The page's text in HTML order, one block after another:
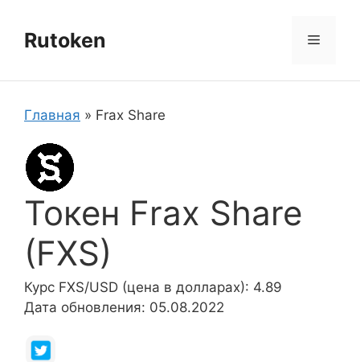
содержимому
Rutoken Меню
Главная » Frax Share
Токен Frax Share
(FXS)
Курс FXS/USD (цена в долларах): 4.89
Дата обновления: 05.08.2022